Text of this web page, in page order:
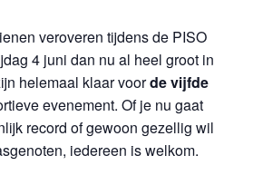
veroveren tijdens de PISO
4 juni dan nu al heel groot in
helemaal klaar voorde vijfde
evenement. Of je nu gaat
record of gewoon gezellig wil
iedereen is welkom.